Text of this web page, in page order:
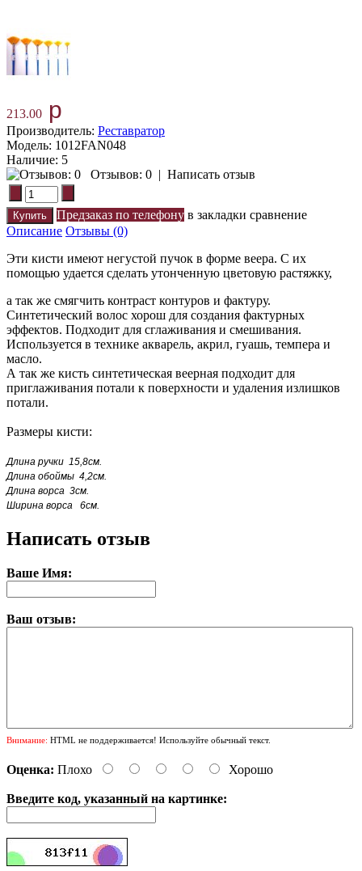
213.00 p
Производитель: Реставратор
Модель: 1012FAN048
Наличие: 5
Отзывов: 0 | Написать отзыв
Предзаказ по телефону в закладки сравнение
Описание Отзывы (0)
Эти кисти имеют негустой пучок в форме веера. С их
помощью удается сделать утонченную цветовую растяжку,
а так же смягчить контраст контуров и фактуру.
Синтетический волос хорош для создания фактурных
эффектов. Подходит для сглаживания и смешивания.
Используется в технике акварель, акрил, гуашь, темпера и
масло.
А так же кисть синтетическая веерная подходит для
приглаживания потали к поверхности и удаления излишков
потали.
Размеры кисти:
Длина ручки 15,8см.
Длина обоймы 4,2см.
Длина ворса 3см.
Ширина ворса 6см.
Написать отзыв
Ваше Имя:
Ваш отзыв:
Внимание: HTML не поддерживается! Используйте обычный текст.
Оценка: Плохо Хорошо
Введите код, указанный на картинке: